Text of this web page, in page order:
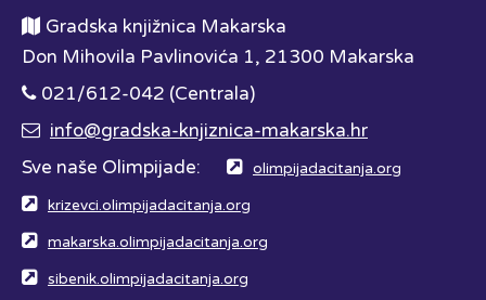
Gradska knjižnica Makarska
Don Mihovila Pavlinovića 1, 21300 Makarska
021/612-042 (Centrala)
info@gradska-knjiznica-makarska.hr
Sve naše Olimpijade:
olimpijadacitanja.org
krizevci.olimpijadacitanja.org
makarska.olimpijadacitanja.org
sibenik.olimpijadacitanja.org